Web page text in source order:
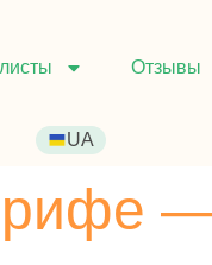
Отзывы
UA